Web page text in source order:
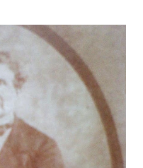
se dedicar aos
o trabalho em primeiro
No comércio foi
e depois de uma
que renegam suas
passado, orgulhava-se
incontáveis vezes